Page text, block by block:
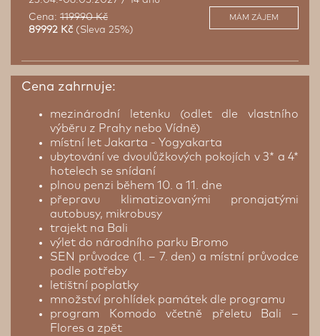
Cena: 119990 Kč
89992 Kč (Sleva 25%)
MÁM ZÁJEM
Cena zahrnuje:
mezinárodní letenku (odlet dle vlastního
výběru z Prahy nebo Vídně)
místní let Jakarta - Yogyakarta
ubytování ve dvoulůžkových pokojích v 3* a 4*
hotelech se snídaní
plnou penzi během 10. a 11. dne
přepravu klimatizovanými pronajatými
autobusy, mikrobusy
trajekt na Bali
výlet do národního parku Bromo
SEN průvodce (1. – 7. den) a místní průvodce
podle potřeby
letištní poplatky
množství prohlídek památek dle programu
program Komodo včetně přeletu Bali –
Flores a zpět